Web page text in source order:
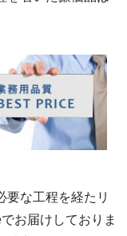
要な工程を経たリ
お届けしておりま